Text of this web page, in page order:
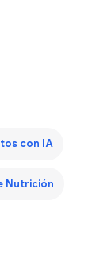
con IA
Nutrición